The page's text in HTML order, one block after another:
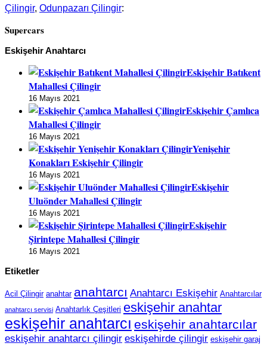
Çilingir, Odunpazarı Çilingir:
Supercars
Eskişehir Anahtarcı
Eskişehir Batıkent
Mahallesi Çilingir
16 Mayıs 2021
Eskişehir Çamlıca
Mahallesi Çilingir
16 Mayıs 2021
Yenişehir
Konakları Eskişehir Çilingir
16 Mayıs 2021
Eskişehir
Uluönder Mahallesi Çilingir
16 Mayıs 2021
Eskişehir
Şirintepe Mahallesi Çilingir
16 Mayıs 2021
Etiketler
Acil Çilingir anahtar anahtarcı Anahtarcı Eskişehir Anahtarcılar
anahtarcı servisi Anahtarlık Çeşitleri eskişehir anahtar
eskişehir anahtarcı eskişehir anahtarcılar
eskişehir anahtarcı çilingir eskişehirde çilingir eskişehir garaj